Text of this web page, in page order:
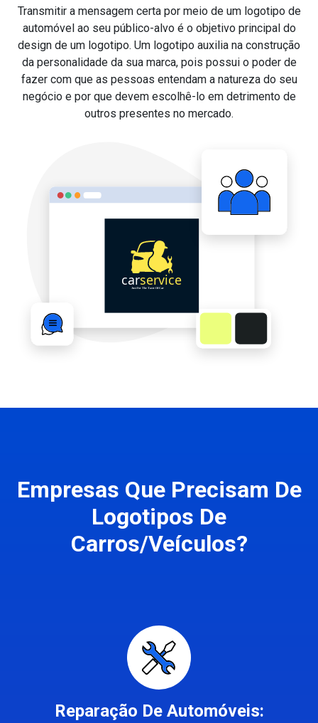
Transmitir a mensagem certa por meio de um logotipo de
automóvel ao seu público-alvo é o objetivo principal do
design de um logotipo. Um logotipo auxilia na construção
da personalidade da sua marca, pois possui o poder de
fazer com que as pessoas entendam a natureza do seu
negócio e por que devem escolhê-lo em detrimento de
outros presentes no mercado.
Empresas Que Precisam De
Logotipos De
Carros/Veículos?
Reparação De Automóveis: